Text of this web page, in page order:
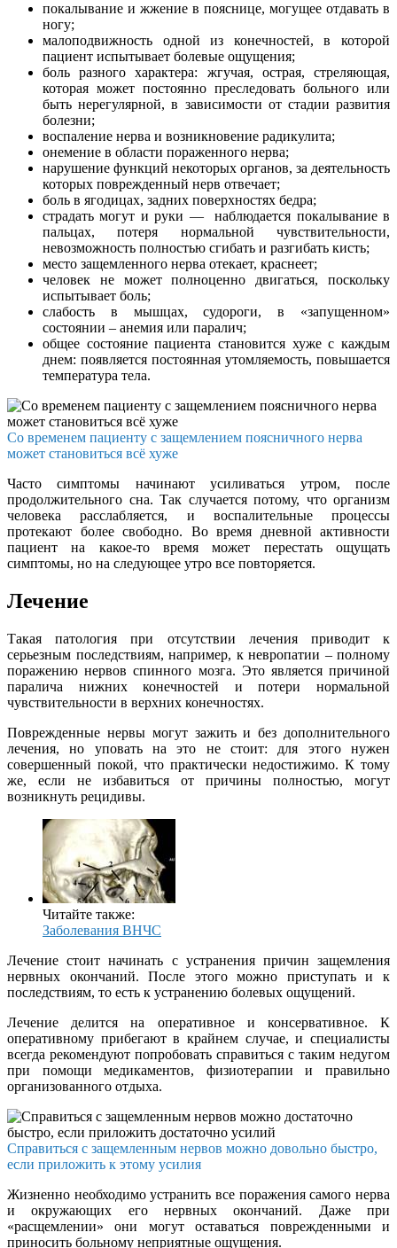
покалывание и жжение в пояснице, могущее отдавать в
ногу;
малоподвижность одной из конечностей, в которой
пациент испытывает болевые ощущения;
боль разного характера: жгучая, острая, стреляющая,
которая может постоянно преследовать больного или
быть нерегулярной, в зависимости от стадии развития
болезни;
воспаление нерва и возникновение радикулита;
онемение в области пораженного нерва;
нарушение функций некоторых органов, за деятельность
которых поврежденный нерв отвечает;
боль в ягодицах, задних поверхностях бедра;
страдать могут и руки — наблюдается покалывание в
пальцах, потеря нормальной чувствительности,
невозможность полностью сгибать и разгибать кисть;
место защемленного нерва отекает, краснеет;
человек не может полноценно двигаться, поскольку
испытывает боль;
слабость в мышцах, судороги, в «запущенном»
состоянии – анемия или паралич;
общее состояние пациента становится хуже с каждым
днем: появляется постоянная утомляемость, повышается
температура тела.
Со временем пациенту с защемлением поясничного нерва
может становиться всё хуже
Часто симптомы начинают усиливаться утром, после
продолжительного сна. Так случается потому, что организм
человека расслабляется, и воспалительные процессы
протекают более свободно. Во время дневной активности
пациент на какое-то время может перестать ощущать
симптомы, но на следующее утро все повторяется.
Лечение
Такая патология при отсутствии лечения приводит к
серьезным последствиям, например, к невропатии – полному
поражению нервов спинного мозга. Это является причиной
паралича нижних конечностей и потери нормальной
чувствительности в верхних конечностях.
Поврежденные нервы могут зажить и без дополнительного
лечения, но уповать на это не стоит: для этого нужен
совершенный покой, что практически недостижимо. К тому
же, если не избавиться от причины полностью, могут
возникнуть рецидивы.
Читайте также:
Заболевания ВНЧС
Лечение стоит начинать с устранения причин защемления
нервных окончаний. После этого можно приступать и к
последствиям, то есть к устранению болевых ощущений.
Лечение делится на оперативное и консервативное. К
оперативному прибегают в крайнем случае, и специалисты
всегда рекомендуют попробовать справиться с таким недугом
при помощи медикаментов, физиотерапии и правильно
организованного отдыха.
Справиться с защемленным нервов можно довольно быстро,
если приложить к этому усилия
Жизненно необходимо устранить все поражения самого нерва
и окружающих его нервных окончаний. Даже при
«расщемлении» они могут оставаться поврежденными и
приносить больному неприятные ощущения.